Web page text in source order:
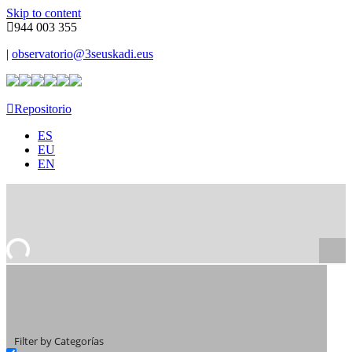
Skip to content
944 003 355
| observatorio@3seuskadi.eus
Repositorio
ES
EU
EN
Filter by Categorías